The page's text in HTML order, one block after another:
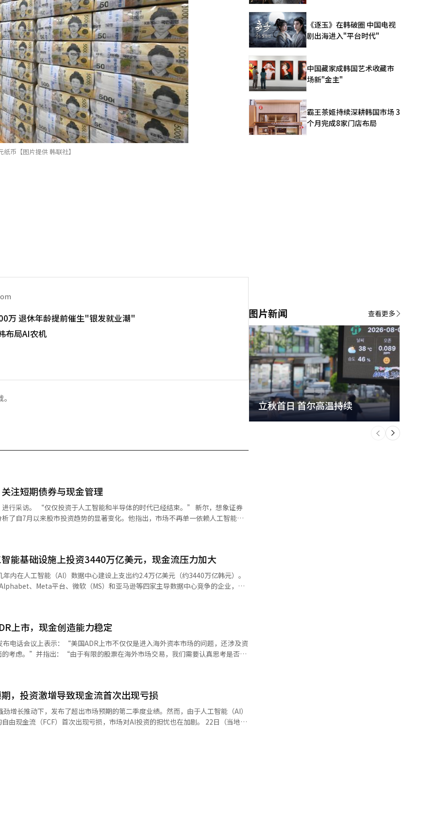
纸币【图片提供 韩联社】
万 退休年龄提前催生"银发就业潮"
布局AI农机
注短期债券与现金管理
结束。” 新尔，想象证券
了自7月以来股市投资趋势的显著变化。他指出，市场不再单一依赖人工智能和
他解释说，投资者在等待股票买入时，可以通过这两种产品获得利息收益，显示
式持有，不如将其投资于短期债券等，以便在获得稳定利息收益的同时，适时应
计划在一个月或三个月内保持债券比例的投资者，短期债券ETF的使用价值较
会更好。” 在债券投资中，利率是一个重要的考虑因素。
四季度和明年上半年各加息一次，基准利率将达到3.25%。如果中东局势不稳导
6个月到1年6个月的短期债券，待到
涨，而应采取短期策略以保护本金并积累利息收益。 他指出，增加债券比
。他认为，下半年在预期收益率方面，股票仍有可能保持优势。 然而，他强
金集中于三星电子和SK海力士等少数股票，而应同时持有现金和短期债券，以便
长期内上涨，市场波动加大也可能导致根据进入时点产生损失。 最终，他建
能基础设施上投资3440万亿美元，现金流压力加大
、Meta平台、微软（MS）和亚马逊等四家主导数据中心竞争的企业，其
长超过9倍。Alphabet的支出承诺包括技术设备、电力供应和房地产租赁合同
在最近的财报中也预告将进一步扩大AI相关投
力无法跟上需求，投资数据中心、半导体和电力设施的步伐难以放缓。 然而，
上市，现金创造能力稳定
电话会议上表示：“美国ADR上市不仅仅是进入海外资本市场的问题，还涉及资
考虑。”并指出：“由于有限的股票在海外市场交易，我们需要认真思考是否能
，投资激增导致现金流首次出现亏损
金流（FCF）首次出现亏损，市场对AI投资的担忧也在加剧。 22日（当地时
《逐玉》在韩破圈 中国电视
剧出海进入"平台时代"
中国藏家成韩国艺术收藏市
场新"金主"
霸王茶姬持续深耕韩国市场 3
个月完成8家门店布局
图片新闻
立秋首日 首尔高温持续
下
一
个
查看更多